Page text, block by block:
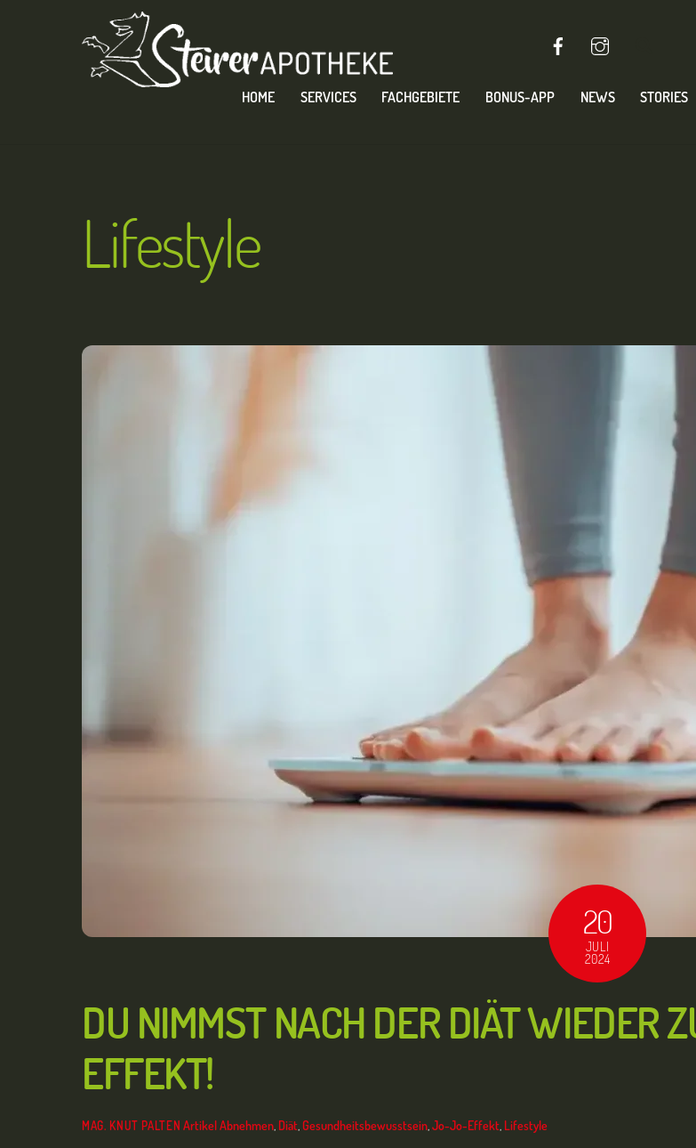
Facebook
HOME SERVICES FACHGEBIETE BONUS-APP NEWS STORIES
Lifestyle
20
JULI
2024
DU NIMMST NACH DER DIÄT WIEDER
EFFEKT!
MAG. KNUT PALTEN ArtikelAbnehmen Diät ,Gesundheitsbewusstsein ,Jo-Jo-Effekt Lifestyle